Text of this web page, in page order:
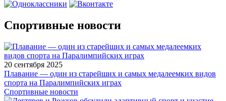
Спортивные новости
20 сентября 2025
Плавание — один из старейших и самых медалеемких видов
спорта на Паралимпийских играх
Спортивные новости